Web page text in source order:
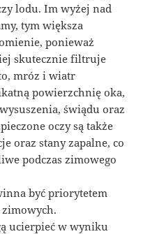
lodu. Im wyżej nad
tym większa
ponieważ
skutecznie filtruje
mróz i wiatr
powierzchnię oka,
świądu oraz
oczy są także
oraz stany zapalne, co
podczas zimowego
być priorytetem
ucierpieć w wyniku